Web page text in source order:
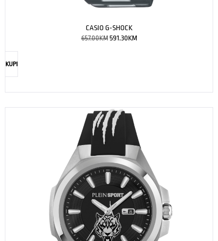
CASIO G-SHOCK
657.00KM 591.30KM
KUPI